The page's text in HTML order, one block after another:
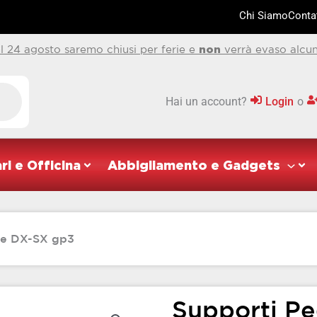
Chi Siamo
24 agosto saremo chiusi per ferie e non verrà evaso
Hai un account? Login o
e Officina Abbigliamento e Gadgets
DX-SX gp3
Supporti